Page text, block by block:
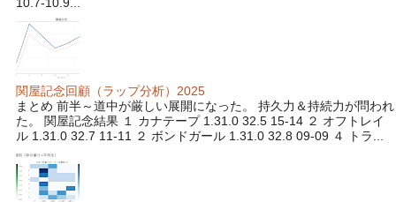
関屋記念回顧（ラップ分析）2025
まとめ 前半～道中が厳しい展開になった。 持久力＆持続力が問われ
た。 関屋記念結果 １ カナテープ 1.31.0 32.5 15-14 ２ オフトレイ
ル 1.31.0 32.7 11-11 ２ ボンドガール 1.31.0 32.8 09-09 ４ トラ...